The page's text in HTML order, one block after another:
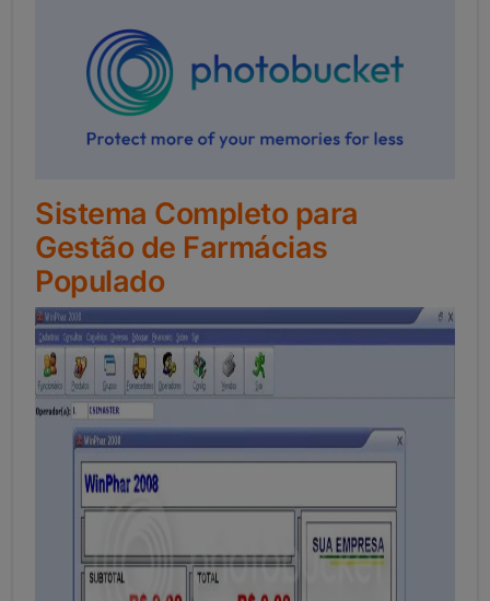
Sistema Completo para
Gestão de Farmácias
Populado